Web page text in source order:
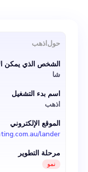
ماهر
يعطي فريقنا
وفهم أهمية
المهنية
في دورة
مع التركيز
الأخطاء،
حولاذهب
الشخص الذي يمكن
شا
اسم بدء التشغيل
اذهب
الموقع الإلكتروني
lander
مرحلة التطوير
نمو